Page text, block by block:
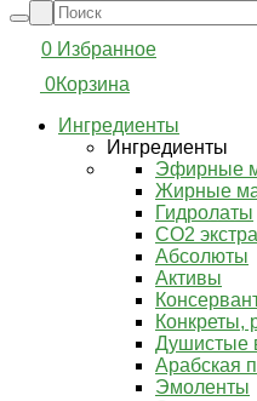
0 Избранное
0Корзина
Ингредиенты
Ингредиенты
Эфирные
Жирные
Гидролаты
СО2
Абсолюты
Активы
Конкреты,
Душистые
Арабская
Эмоленты